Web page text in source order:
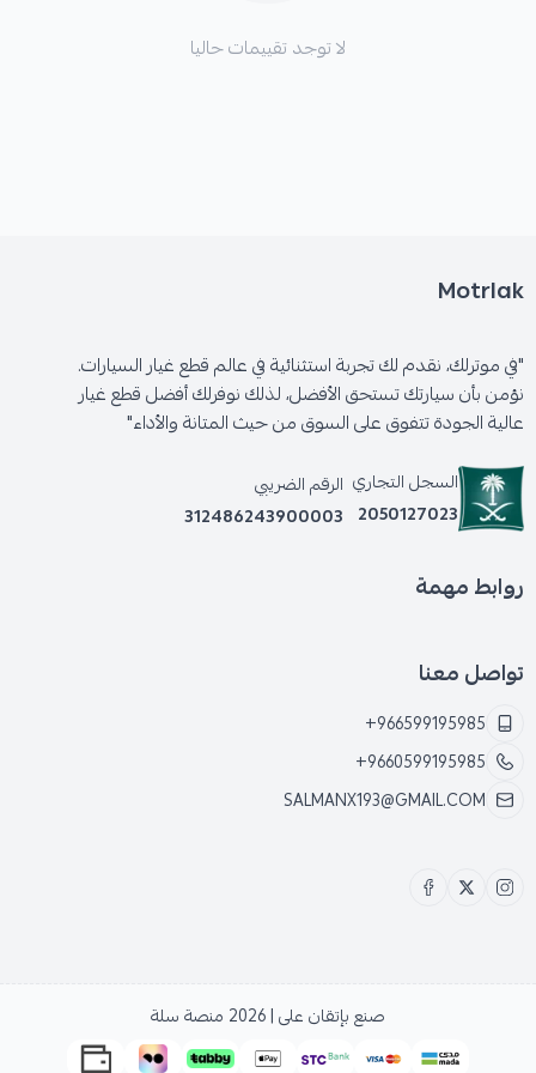
لا توجد تقييمات حاليا
Motrlak
"في موترلك، نقدم لك تجربة استثنائية في عالم قطع غيار السيارات.
نؤمن بأن سيارتك تستحق الأفضل، لذلك نوفرلك أفضل قطع غيار
عالية الجودة تتفوق على السوق من حيث المتانة والأداء"
السجل التجاري
2050127023
الرقم الضريبي
312486243900003
روابط مهمة
تواصل معنا
+966599195985
+9660599195985
SALMANX193@GMAIL.COM
صنع بإتقان على | 2026 منصة سلة